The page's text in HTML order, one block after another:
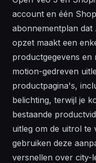
account en één
abonnementplan dat
opzet maakt een
productgegevens en
motion-gedreven
productpagina's,
belichting, terwijl je
bestaande
uitleg om de uitrol te
gebruiken deze
versnellen over city-